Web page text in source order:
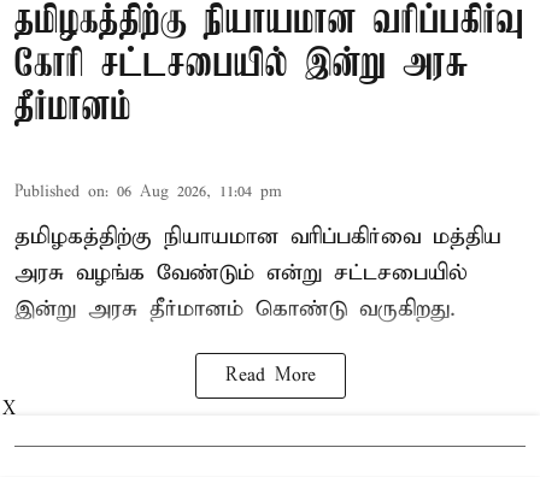
தமிழகத்திற்கு நியாயமான வரிப்பகிர்வு
கோரி சட்டசபையில் இன்று அரசு
தீர்மானம்
Published on: 06 Aug 2026, 11:04 pm
தமிழகத்திற்கு நியாயமான வரிப்பகிர்வை மத்திய
அரசு வழங்க வேண்டும் என்று சட்டசபையில்
இன்று அரசு தீர்மானம் கொண்டு வருகிறது.
Read More
X